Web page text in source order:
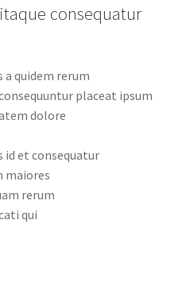
consequatur
a quidem rerum
placeat ipsum
dolore
id et consequatur
maiores
rerum
qui